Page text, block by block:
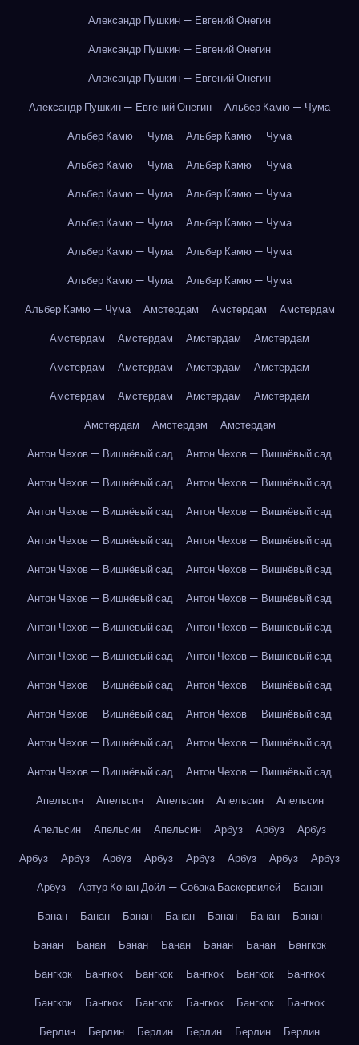
Александр Пушкин — Евгений Онегин
Александр Пушкин — Евгений Онегин
Александр Пушкин — Евгений Онегин
Александр Пушкин — Евгений Онегин
Альбер Камю — Чума
Альбер Камю — Чума
Альбер Камю — Чума
Альбер Камю — Чума
Альбер Камю — Чума
Альбер Камю — Чума
Альбер Камю — Чума
Альбер Камю — Чума
Альбер Камю — Чума
Альбер Камю — Чума
Альбер Камю — Чума
Альбер Камю — Чума
Альбер Камю — Чума
Альбер Камю — Чума
Амстердам Амстердам
Амстердам
Амстердам
Амстердам Амстердам
Амстердам
Амстердам
Амстердам Амстердам
Амстердам
Амстердам
Амстердам Амстердам
Амстердам
Амстердам
Амстердам
Амстердам
Антон Чехов — Вишнёвый сад
Антон Чехов — Вишнёвый сад
Антон Чехов — Вишнёвый сад
Антон Чехов — Вишнёвый сад
Антон Чехов — Вишнёвый сад
Антон Чехов — Вишнёвый сад
Антон Чехов — Вишнёвый сад
Антон Чехов — Вишнёвый сад
Антон Чехов — Вишнёвый сад
Антон Чехов — Вишнёвый сад
Антон Чехов — Вишнёвый сад
Антон Чехов — Вишнёвый сад
Антон Чехов — Вишнёвый сад
Антон Чехов — Вишнёвый сад
Антон Чехов — Вишнёвый сад
Антон Чехов — Вишнёвый сад
Антон Чехов — Вишнёвый сад
Антон Чехов — Вишнёвый сад
Антон Чехов — Вишнёвый сад
Антон Чехов — Вишнёвый сад
Антон Чехов — Вишнёвый сад
Антон Чехов — Вишнёвый сад
Антон Чехов — Вишнёвый сад
Антон Чехов — Вишнёвый сад
Апельсин
Апельсин Апельсин Апельсин
Апельсин
Апельсин
Апельсин Апельсин Арбуз Арбуз
Арбуз
Арбуз
Арбуз Арбуз Арбуз Арбуз Арбуз Арбуз
Арбуз
Арбуз
Артур Конан Дойл — Собака Баскервилей
Банан
Банан
Банан Банан Банан Банан Банан
Банан
Банан
Банан Банан Банан Банан Банан
Бангкок
Бангкок
Бангкок Бангкок Бангкок Бангкок
Бангкок
Бангкок
Бангкок Бангкок Бангкок Бангкок
Бангкок
Берлин
Берлин Берлин Берлин Берлин Берлин